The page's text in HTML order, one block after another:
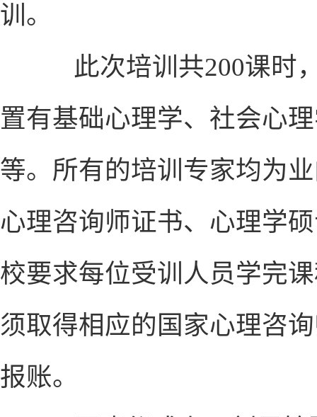
训。
此次培训共200课时，
置有基础心理学、社会心
等。所有的培训专家均为
心理咨询师证书、心理学
校要求每位受训人员学完
须取得相应的国家心理咨
报账。